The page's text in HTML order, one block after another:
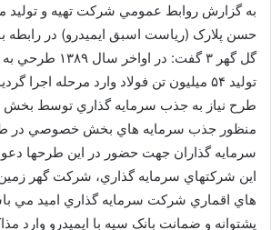
به گزارش روابط عمومي شرکت تهيه و توليد
حسن پلارک (رياست اسبق ايميدرو) در رابطه
گل گهر ۳ گفت: در
توليد ۵۴ ميليون تن فولاد وارد مرحله اجرا
طرح نياز به جذب سرمايه گذاري توسط بخش
منظور جذب سرمايه هاي بخش خصوصي در
سرمايه گذاران جهت حضور در اين طرحها
اين شرکتهاي سرمايه گذاري، شرکت گهر
هاي اقماري شرکت سرمايه گذاري اميد مي
پشتوانه و ضمانت بانک سپه با ايميدرو وارد